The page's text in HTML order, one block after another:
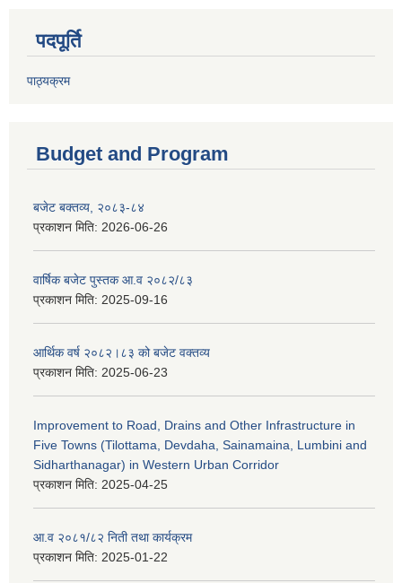
पदपूर्ति
पाठ्यक्रम
Budget and Program
बजेट बक्तव्य, २०८३-८४
प्रकाशन मिति: 2026-06-26
वार्षिक बजेट पुस्तक आ.व २०८२/८३
प्रकाशन मिति: 2025-09-16
आर्थिक वर्ष २०८२।८३ को बजेट वक्तव्य
प्रकाशन मिति: 2025-06-23
Improvement to Road, Drains and Other Infrastructure in
Five Towns (Tilottama, Devdaha, Sainamaina, Lumbini and
Sidharthanagar) in Western Urban Corridor
प्रकाशन मिति: 2025-04-25
आ.व २०८१/८२ निती तथा कार्यक्रम
प्रकाशन मिति: 2025-01-22